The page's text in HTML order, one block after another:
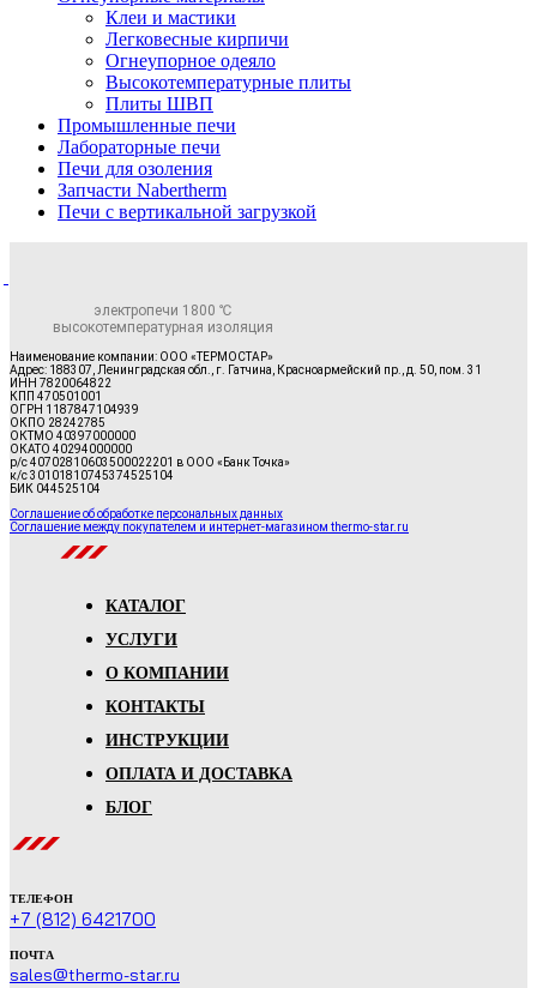
Клеи и мастики
Легковесные кирпичи
Огнеупорное одеяло
Высокотемпературные плиты
Плиты ШВП
Промышленные печи
Лабораторные печи
Печи для озоления
Запчасти Nabertherm
Печи с вертикальной загрузкой
электропечи 1800 ℃
высокотемпературная изоляция
Наименование компании: ООО «ТЕРМОСТАР»
Адрес: 188307, Ленинградская обл., г. Гатчина, Красноармейский пр., д. 50, пом. 31
ИНН 7820064822
КПП 470501001
ОГРН 1187847104939
ОКПО 28242785
ОКТМО 40397000000
ОКАТО 40294000000
р/с 40702810603500022201 в ООО «Банк Точка»
к/с 30101810745374525104
БИК 044525104
Соглашение об обработке персональных данных
Соглашение между покупателем и интернет-магазином thermo-star.ru
КАТАЛОГ
УСЛУГИ
О КОМПАНИИ
КОНТАКТЫ
ИНСТРУКЦИИ
ОПЛАТА И ДОСТАВКА
БЛОГ
ТЕЛЕФОН
+7 (812) 6421700
ПОЧТА
sales@thermo-star.ru